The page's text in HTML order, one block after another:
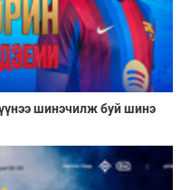
шинэчилж буй шинэ